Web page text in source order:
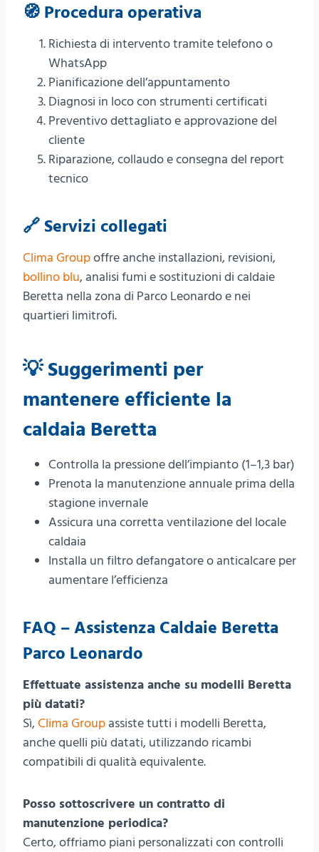
🧭 Procedura operativa
Richiesta di intervento tramite telefono o
WhatsApp
Pianificazione dell’appuntamento
Diagnosi in loco con strumenti certificati
Preventivo dettagliato e approvazione del
cliente
Riparazione, collaudo e consegna del report
tecnico
🔗 Servizi collegati
Clima Groupoffre anche installazioni, revisioni,
bollino blu, analisi fumi e sostituzioni di caldaie
Beretta nella zona di Parco Leonardo e nei
quartieri limitrofi.
💡 Suggerimenti per
mantenere efficiente la
caldaia Beretta
Controlla la pressione dell’impianto (1–1,3 bar)
Prenota la manutenzione annuale prima della
stagione invernale
Assicura una corretta ventilazione del locale
caldaia
Installa un filtro defangatore o anticalcare per
aumentare l’efficienza
FAQ – Assistenza Caldaie Beretta
Parco Leonardo
Effettuate assistenza anche su modelli Beretta
più datati?
Sì,Clima Group assiste tutti i modelli Beretta,
anche quelli più datati, utilizzando ricambi
compatibili di qualità equivalente.
Posso sottoscrivere un contratto di
manutenzione periodica?
Certo, offriamo piani personalizzati con controlli